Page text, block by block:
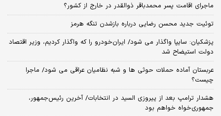
ماجرای اقامت پسر محمدباقر ذوالقدر در خارج از کشور؟
توئیت جدید محسن رضایی درباره بازشدن تنگه هرمز
پزشکیان: سایپا واگذار می شود/ ایران‌خودرو را که واگذار کردیم، وزیر اقتصاد
دولت استیضاح شد
عربستان آماده حملات حوثی ها و شبه نظامیان عراقی می شود/ ماجرا
چیست؟
هشدار ترامپ بعد از پیروزی السید در انتخابات/ آخرین رئیس‌جمهور،
جمهوری‌خواه خواهم بود